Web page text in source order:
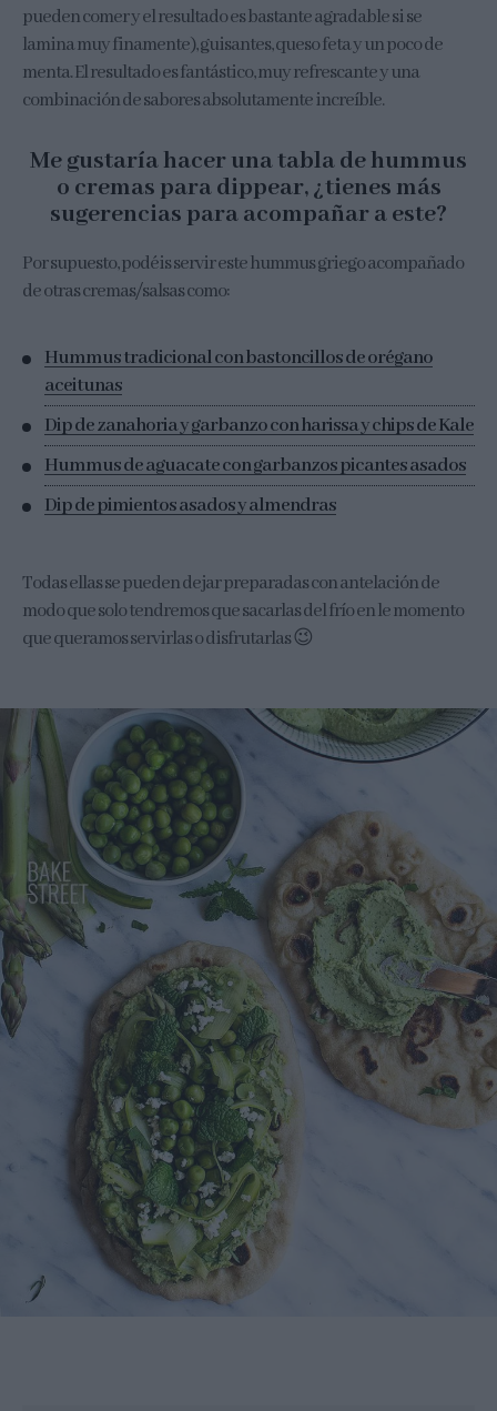
pueden comer y el resultado es bastante agradable si se
lamina muy finamente), guisantes, queso feta y un poco de
menta. El resultado es fantástico, muy refrescante y una
combinación de sabores absolutamente increíble.
Me gustaría hacer una tabla de hummus
o cremas para dippear, ¿tienes más
sugerencias para acompañar a este?
Por supuesto, podéis servir este hummus griego acompañado
de otras cremas/salsas como:
Hummus tradicional con bastoncillos de orégano
aceitunas
Dip de zanahoria y garbanzo con harissa y chips de Kale
Hummus de aguacate con garbanzos picantes asados
Dip de pimientos asados y almendras
Todas ellas se pueden dejar preparadas con antelación de
modo que solo tendremos que sacarlas del frío en le momento
que queramos servirlas o disfrutarlas 😉